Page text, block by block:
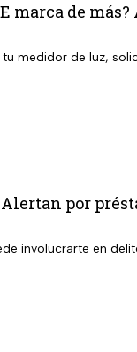
marca de
medidor de luz,
Alertan por
involucrarte en